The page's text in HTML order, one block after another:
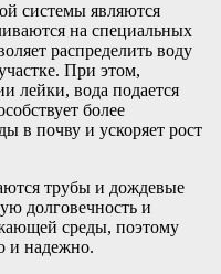
системы являются
на специальных
распределить воду
При этом,
лейки, вода подается
более
в почву и ускоряет рост
трубы и дождевые
долговечность и
среды, поэтому
и надежно.